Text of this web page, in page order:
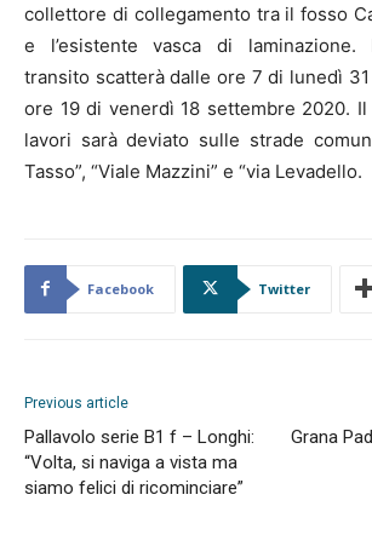
collettore di collegamento tra il fosso
e l’esistente vasca di laminazione.
transito scatterà dalle ore 7 di lunedì
ore 19 di venerdì 18 settembre 2020.
lavori sarà deviato sulle strade
Tasso”, “Viale Mazzini” e “via Levadello.
Facebook Twitter
Previous article
Pallavolo serie B1 f – Longhi:
“Volta, si naviga a vista ma
siamo felici di ricominciare”
Grana